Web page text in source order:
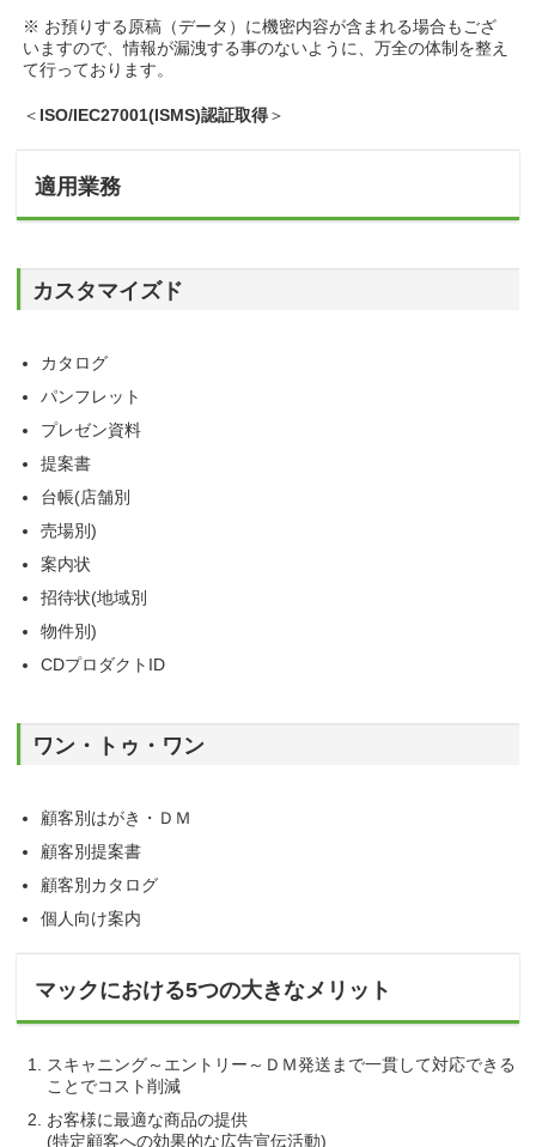
※ お預りする原稿（データ）に機密内容が含まれる場合もござ
いますので、情報が漏洩する事のないように、万全の体制を整え
て行っております。
＜ ISO/IEC27001(ISMS)認証取得＞
適用業務
カスタマイズド
カタログ
パンフレット
プレゼン資料
提案書
台帳(店舗別
売場別)
案内状
招待状(地域別
物件別)
CDプロダクトID
ワン・トゥ・ワン
顧客別はがき・ＤＭ
顧客別提案書
顧客別カタログ
個人向け案内
マックにおける5つの大きなメリット
スキャニング～エントリー～ＤＭ発送まで一貫して対応できる
ことでコスト削減
お客様に最適な商品の提供
(特定顧客への効果的な広告宣伝活動)